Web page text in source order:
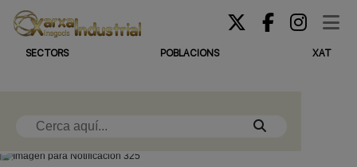
SECTORS POBLACIONS XAT